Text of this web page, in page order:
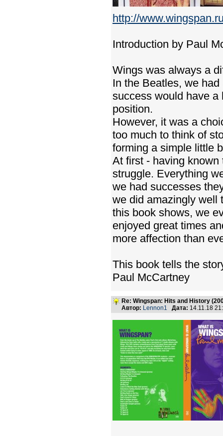
http://
Introduction by Paul
Wings was always a
In the Beatles, we
success would have a
position.
However, it was a
too much to think of
forming a simple little
At first - having
struggle. Everything
we had successes
we did amazingly well
this book shows, we
enjoyed great times
more affection than
This book tells the
Paul McCartney
Re: Wingspan: Hits and History
Автор: Lennon1 Дата: 14.11.18